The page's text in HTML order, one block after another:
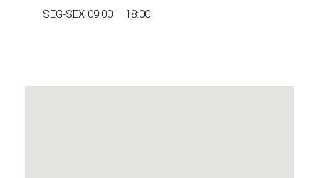
SEG-SEX 09:00 – 18:00